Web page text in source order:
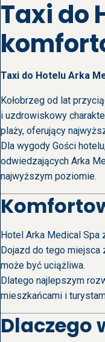
Taxi do
Taxi do Hotelu Arka
Kołobrzeg od lat
i uzdrowiskowy
plaży, oferujący
Dla wygody Gości
odwiedzających Arka
najwyższym poziomie.
Hotel Arka Medical Spa
Dojazd do tego miejsca
może być uciążliwa.
Dlatego najlepszym
mieszkańcami i
Dlaczego